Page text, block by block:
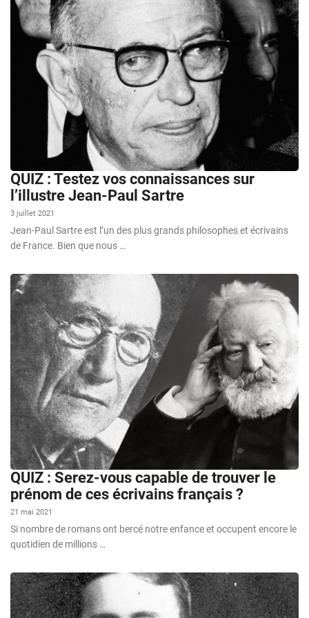
QUIZ : Testez vos connaissances sur
l’illustre Jean-Paul Sartre
3 juillet 2021
Jean-Paul Sartre est l’un des plus grands philosophes et écrivains
de France. Bien que nous …
QUIZ : Serez-vous capable de trouver le
prénom de ces écrivains français ?
21 mai 2021
Si nombre de romans ont bercé notre enfance et occupent encore le
quotidien de millions …